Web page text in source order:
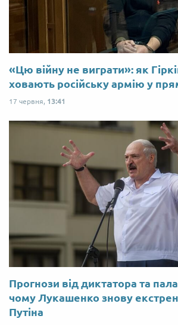
«Цю війну не виграти»: як
ховають російську армію у
17 червня, 13:41
Прогнози від диктатора та
чому Лукашенко знову
Путіна